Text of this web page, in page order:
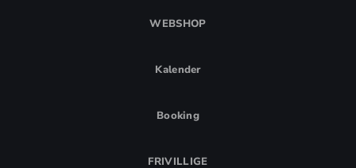
WEBSHOP
Kalender
Booking
FRIVILLIGE